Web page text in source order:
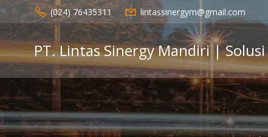
Skip
to
content
(024) 76435311 lintassinergym@gmail.com
PT. Lintas Sinergy Mandiri | Solusi